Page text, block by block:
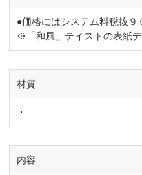
●価格にはシステム料税抜９
※「和風」テイストの表紙デ
材質
・
内容